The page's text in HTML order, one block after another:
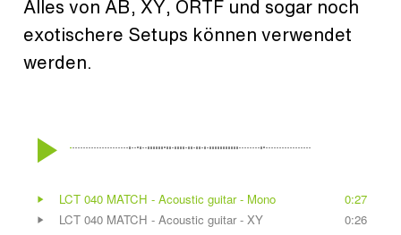
Alles von AB, XY, ORTF und sogar noch
exotischere Setups können verwendet
werden.